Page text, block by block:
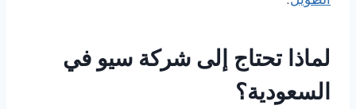
لماذا تحتاج إلى شركة سيو في
السعودية؟